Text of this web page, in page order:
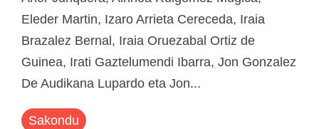
Eleder Martin, Izaro Arrieta Cereceda, Iraia
Brazalez Bernal, Iraia Oruezabal Ortiz de
Guinea, Irati Gaztelumendi Ibarra, Jon Gonzalez
De Audikana Lupardo eta Jon...
Sakondu